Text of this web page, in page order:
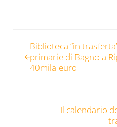
Biblioteca “in
primarie di Bagno a
40mila euro
Il calendario